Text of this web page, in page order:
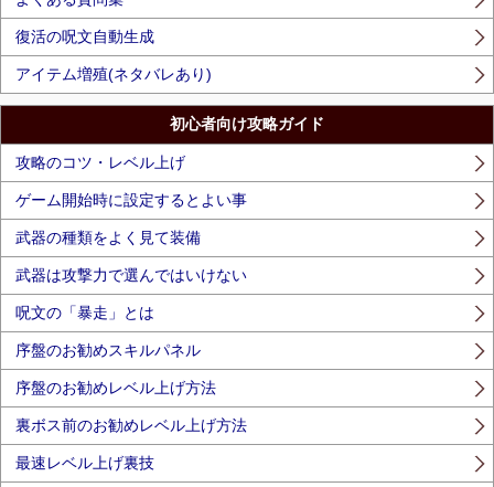
復活の呪文自動生成
アイテム増殖(ネタバレあり)
初心者向け攻略ガイド
攻略のコツ・レベル上げ
ゲーム開始時に設定するとよい事
武器の種類をよく見て装備
武器は攻撃力で選んではいけない
呪文の「暴走」とは
序盤のお勧めスキルパネル
序盤のお勧めレベル上げ方法
裏ボス前のお勧めレベル上げ方法
最速レベル上げ裏技